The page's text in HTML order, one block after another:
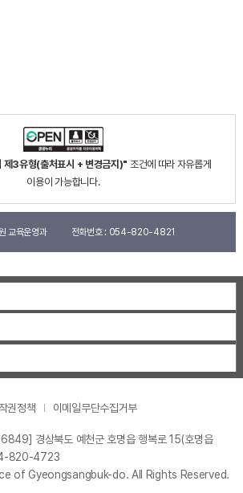
제3유형(출처표시 + 변경금지)" 조건에 따라 자유롭게
이용이 가능합니다.
교육운영과 전화번호 : 054-820-4821
권정책 이메일무단수집거부
경상북도 예천군 호명읍 행복로 15(호명읍
820-4723
of Gyeongsangbuk-do. All Rights Reserved.